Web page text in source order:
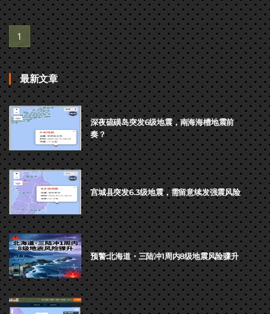
1
最新文章
深夜硫磺岛突发6级地震，南海海槽地震前
奏？
宫城县突发6.3级地震，需留意续发强震风险
预警:北海道・三陆冲1周内8级地震风险骤升